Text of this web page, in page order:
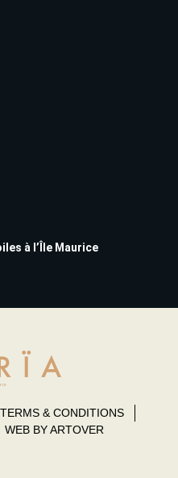
à l’Île Maurice
TERMS & CONDITIONS
WEB BY ARTOVER